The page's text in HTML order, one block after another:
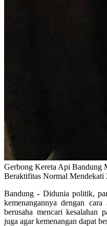
Gerbong Kereta Api Bandung
Beraktifitas Normal Mendekati
Bandung - Didunia politik,
kemenangannya dengan
berusaha mencari kesalahan
juga agar kemenangan dapat